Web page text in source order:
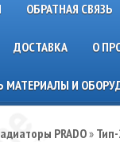
ОБРАТНАЯ СВЯЗЬ
ДОСТАВКА О
И
PRADO»